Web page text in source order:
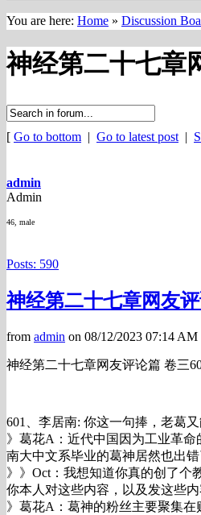
You are here: Home » Discussion
神经第二十七章
[ Go to bottom | Go to latest post |
admin
Admin
46, male
Posts: 590
神经第二十七章网友
from admin on 08/12/2023 07:14 AM
神经第二十七章网友评论篇 卷三
601、李居南: 你这一句捧，老葛又
》葛花A：近代中国因为工业革
南大中文系毕业的葛神居然也出错
》》Oct：我想知道你真的创了个
你本人对这些内容，以及发这些
》葛花A：葛神的粉丝主要聚集在